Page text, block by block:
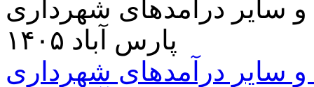
سایر درآمدهای شهرداری